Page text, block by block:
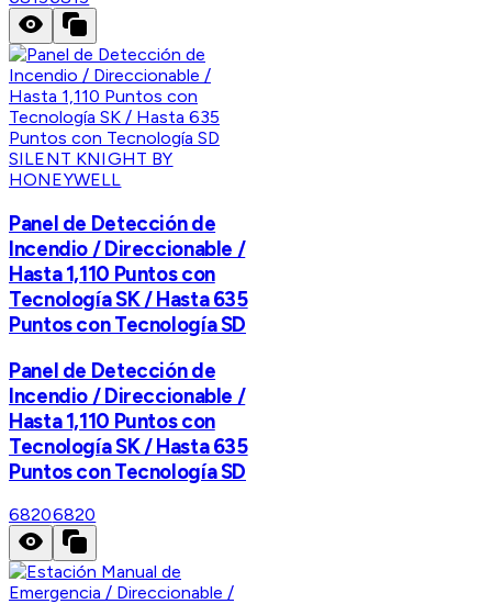
SILENT KNIGHT BY
HONEYWELL
Panel de Detección de
Incendio / Direccionable /
Hasta 1,110 Puntos con
Tecnología SK / Hasta 635
Puntos con Tecnología SD
Panel de Detección de
Incendio / Direccionable /
Hasta 1,110 Puntos con
Tecnología SK / Hasta 635
Puntos con Tecnología SD
68206820